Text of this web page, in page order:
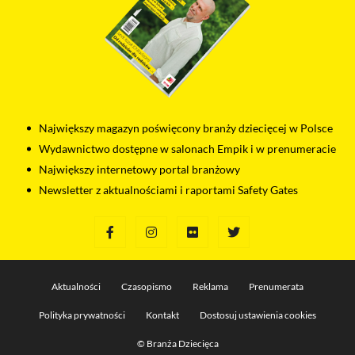
Największy magazyn poświęcony branży dziecięcej w Polsce
Wydawnictwo dostępne w salonach Empik i w prenumeracie
Największy internetowy portal branżowy
Newsletter z aktualnościami i raportami Safety Gates
© Branża Dziecięca
Aktualności Czasopismo Reklama Prenumerata
Polityka prywatności Kontakt Dostosuj ustawienia cookies